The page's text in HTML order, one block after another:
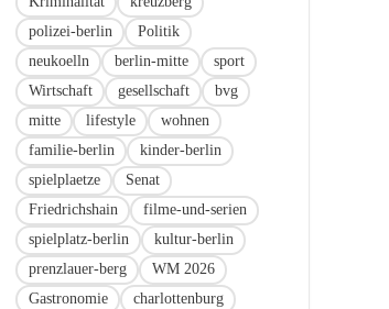
polizei-berlin
Politik
neukoelln
berlin-mitte
sport
Wirtschaft
gesellschaft
bvg
mitte
lifestyle
wohnen
familie-berlin
kinder-berlin
spielplaetze
Senat
Friedrichshain
filme-und-serien
spielplatz-berlin
kultur-berlin
prenzlauer-berg
WM 2026
Gastronomie
charlottenburg